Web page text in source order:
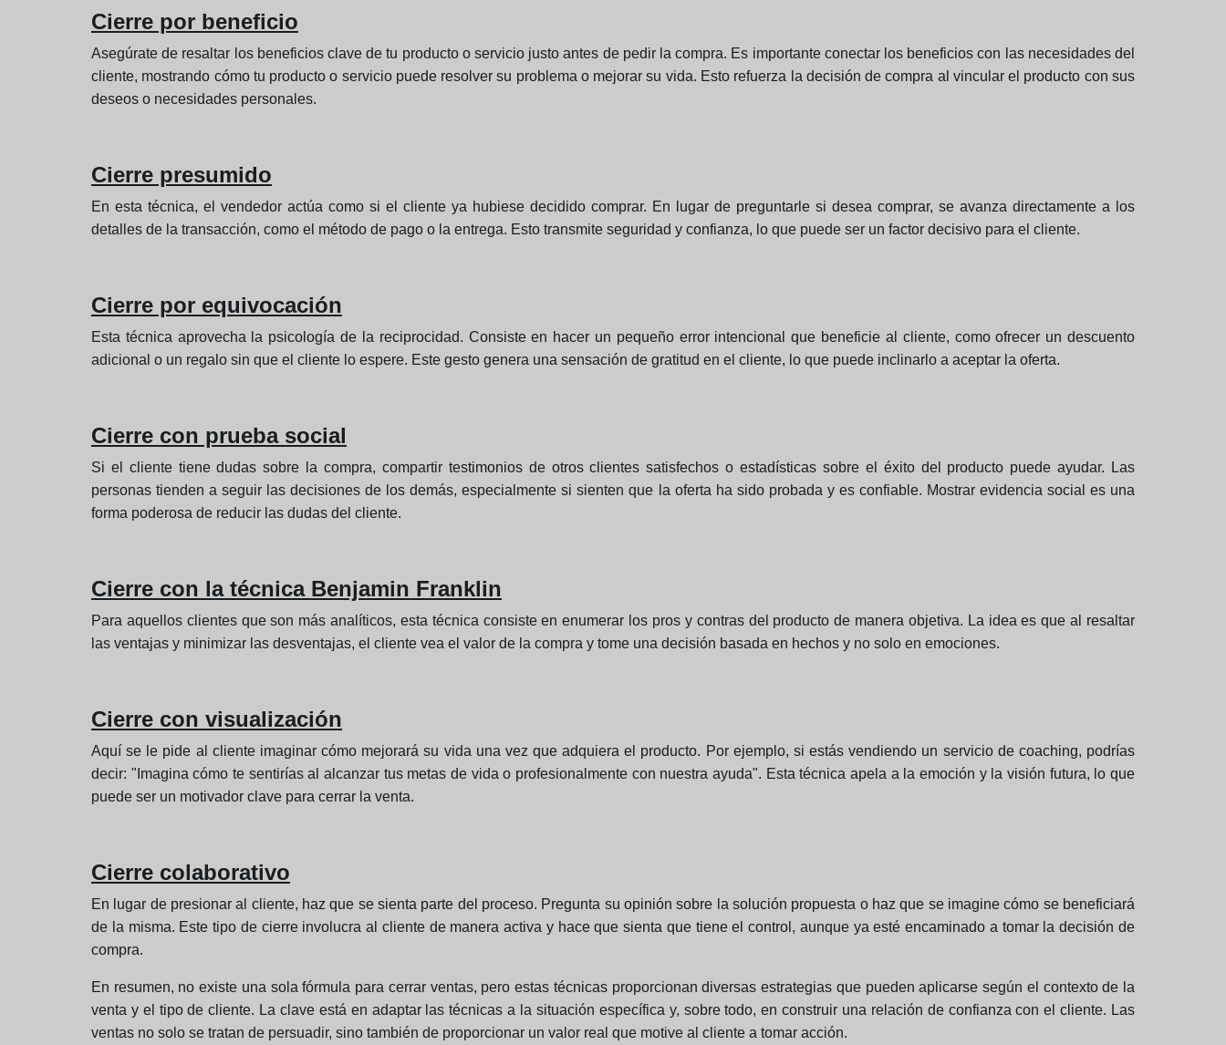
Cierre por beneficio
Asegúrate de resaltar los beneficios clave de tu producto o servicio justo antes de pedir la compra. Es importante conectar los beneficios con las necesidades del
cliente, mostrando cómo tu producto o servicio puede resolver su problema o mejorar su vida. Esto refuerza la decisión de compra al vincular el producto con sus
deseos o necesidades personales.
Cierre presumido
En esta técnica, el vendedor actúa como si el cliente ya hubiese decidido comprar. En lugar de preguntarle si desea comprar, se avanza directamente a los
detalles de la transacción, como el método de pago o la entrega. Esto transmite seguridad y confianza, lo que puede ser un factor decisivo para el cliente.
Cierre por equivocación
Esta técnica aprovecha la psicología de la reciprocidad. Consiste en hacer un pequeño error intencional que beneficie al cliente, como ofrecer un descuento
adicional o un regalo sin que el cliente lo espere. Este gesto genera una sensación de gratitud en el cliente, lo que puede inclinarlo a aceptar la oferta.
Cierre con prueba social
Si el cliente tiene dudas sobre la compra, compartir testimonios de otros clientes satisfechos o estadísticas sobre el éxito del producto puede ayudar. Las
personas tienden a seguir las decisiones de los demás, especialmente si sienten que la oferta ha sido probada y es confiable. Mostrar evidencia social es una
forma poderosa de reducir las dudas del cliente.
Cierre con la técnica Benjamin Franklin
Para aquellos clientes que son más analíticos, esta técnica consiste en enumerar los pros y contras del producto de manera objetiva. La idea es que al resaltar
las ventajas y minimizar las desventajas, el cliente vea el valor de la compra y tome una decisión basada en hechos y no solo en emociones.
Cierre con visualización
Aquí se le pide al cliente imaginar cómo mejorará su vida una vez que adquiera el producto. Por ejemplo, si estás vendiendo un servicio de coaching, podrías
decir: "Imagina cómo te sentirías al alcanzar tus metas de vida o profesionalmente con nuestra ayuda". Esta técnica apela a la emoción y la visión futura, lo que
puede ser un motivador clave para cerrar la venta.
Cierre colaborativo
En lugar de presionar al cliente, haz que se sienta parte del proceso. Pregunta su opinión sobre la solución propuesta o haz que se imagine cómo se beneficiará
de la misma. Este tipo de cierre involucra al cliente de manera activa y hace que sienta que tiene el control, aunque ya esté encaminado a tomar la decisión de
compra.
En resumen, no existe una sola fórmula para cerrar ventas, pero estas técnicas proporcionan diversas estrategias que pueden aplicarse según el contexto de la
venta y el tipo de cliente. La clave está en adaptar las técnicas a la situación específica y, sobre todo, en construir una relación de confianza con el cliente. Las
ventas no solo se tratan de persuadir, sino también de proporcionar un valor real que motive al cliente a tomar acción.